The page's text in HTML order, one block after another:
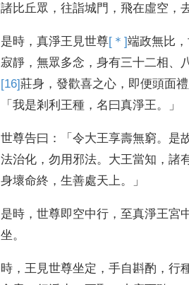
諸比丘眾 ，往詣城門 ，飛在虛空 ，
是時 ，真淨王見世尊[＊]端政無比 ，
寂靜 ，無眾多念 ，身有三十二相、
[16]莊身 ，發歡喜之心 ， 即便頭面
「我是剎利王種 ，名曰真淨王。」
世尊告曰 ： 「令大王享壽無窮。 是
法治化 ，勿用邪法。 大王當知 ，諸
身壞命終 ，生善處天上。」
是時 ，世尊即空中行 ，至真淨王宮
坐。
時 ，王見世尊坐定 ，手自斟酌 ，行